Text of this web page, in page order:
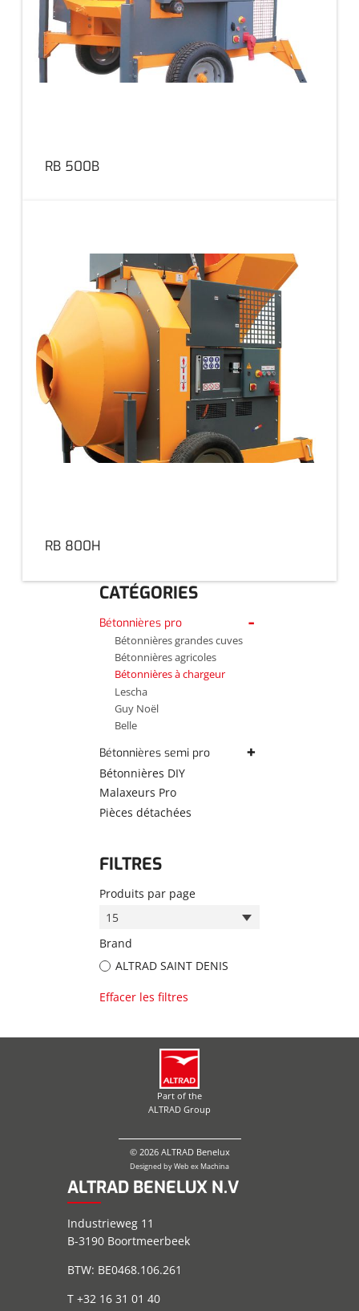
RB 500B
RB 800H
CATÉGORIES
Bétonnières pro
Bétonnières grandes cuves
Bétonnières agricoles
Bétonnières à chargeur
Lescha
Guy Noël
Belle
Bétonnières semi pro
MK Spomasz
ASD
Guy Noël
Bétonnières DIY
Malaxeurs Pro
Pièces détachées
FILTRES
Produits par page
15
Brand
ALTRAD SAINT DENIS
Effacer les filtres
Part of the
ALTRAD Group
© 2026 ALTRAD Benelux
Designed byWeb ex Machina
ALTRAD BENELUX N.V
Industrieweg 11
B-3190 Boortmeerbeek
BTW: BE0468.106.261
T +32 16 31 01 40